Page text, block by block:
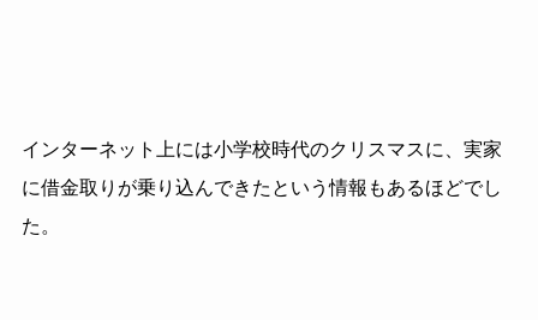
インターネット上には小学校時代のクリスマスに、実家
に借金取りが乗り込んできたという情報もあるほどでし
た。